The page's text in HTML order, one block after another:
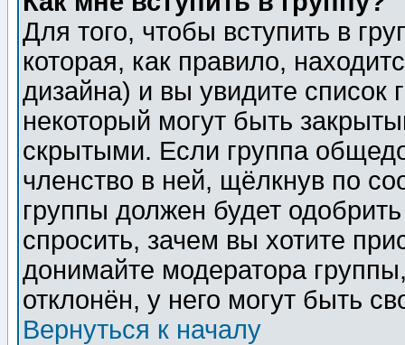
Для того, чтобы вступить в
которая, как правило,
дизайна) и вы увидите список
некоторый могут быть
скрытыми. Если группа
членство в ней, щёлкнув по
группы должен будет
спросить, зачем вы хотите
донимайте модератора
отклонён, у него могут быть
Вернуться к началу